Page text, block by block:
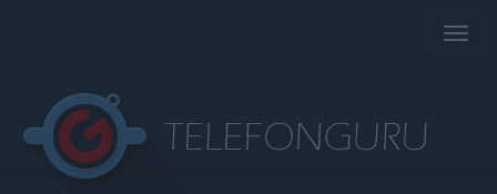
Toggle